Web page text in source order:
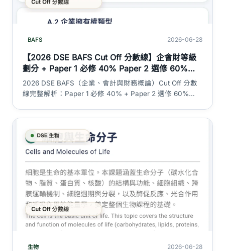
BAFS 2026-06-28
【2026 DSE BAFS Cut Off 分數線】企會財等級
劃分 + Paper 1 必修 40% Paper 2 選修 60%
（會計 / 商業管理二選一）加權計算 + 會計 vs 商
管等級分佈大不同｜DSE 神器
2026 DSE BAFS（企業、會計與財務概論）Cut Off 分數
線完整解析：Paper 1 必修 40% + Paper 2 選修 60%
迷思拆解。BAFS 無 SBA。
生物 2026-06-28